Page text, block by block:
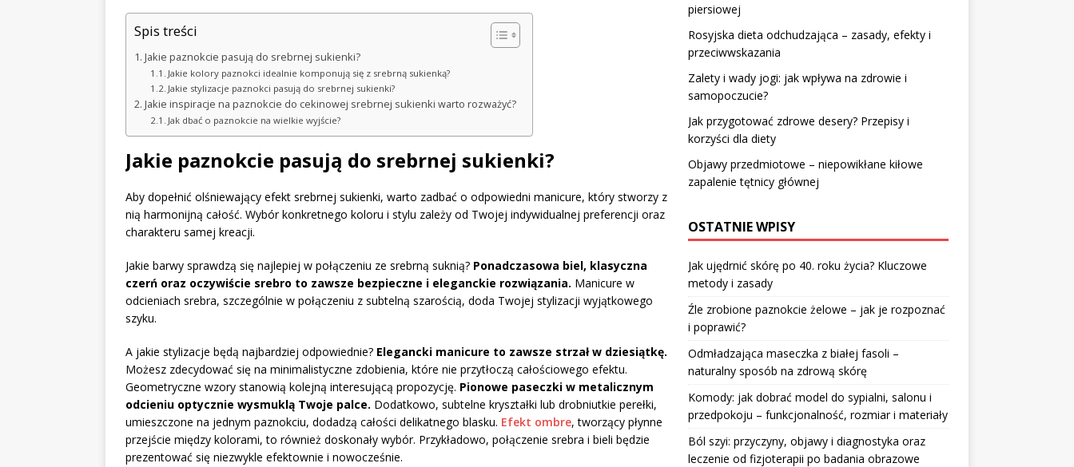
Spis treści
Jakie paznokcie pasują do srebrnej sukienki?
Jakie kolory paznokci idealnie komponują się z srebrną sukienką?
Jakie stylizacje paznokci pasują do srebrnej sukienki?
Jakie inspiracje na paznokcie do cekinowej srebrnej sukienki warto rozważyć?
Jak dbać o paznokcie na wielkie wyjście?
Jakie paznokcie pasują do srebrnej sukienki?
Aby dopełnić olśniewający efekt srebrnej sukienki, warto zadbać o odpowiedni manicure, który stworzy z
nią harmonijną całość. Wybór konkretnego koloru i stylu zależy od Twojej indywidualnej preferencji oraz
charakteru samej kreacji.
Jakie barwy sprawdzą się najlepiej w połączeniu ze srebrną suknią? Ponadczasowa biel, klasyczna
czerń oraz oczywiście srebro to zawsze bezpieczne i eleganckie rozwiązania. Manicure w
odcieniach srebra, szczególnie w połączeniu z subtelną szarością, doda Twojej stylizacji wyjątkowego
szyku.
A jakie stylizacje będą najbardziej odpowiednie? Elegancki manicure to zawsze strzał w dziesiątkę.
Możesz zdecydować się na minimalistyczne zdobienia, które nie przytłoczą całościowego efektu.
Geometryczne wzory stanowią kolejną interesującą propozycję. Pionowe paseczki w metalicznym
odcieniu optycznie wysmuklą Twoje palce. Dodatkowo, subtelne kryształki lub drobniutkie perełki,
umieszczone na jednym paznokciu, dodadzą całości delikatnego blasku. Efekt ombre, tworzący płynne
przejście między kolorami, to również doskonały wybór. Przykładowo, połączenie srebra i bieli będzie
prezentować się niezwykle efektownie i nowocześnie.
piersiowej
Rosyjska dieta odchudzająca – zasady, efekty i
przeciwwskazania
Zalety i wady jogi: jak wpływa na zdrowie i
samopoczucie?
Jak przygotować zdrowe desery? Przepisy i
korzyści dla diety
Objawy przedmiotowe – niepowikłane kiłowe
zapalenie tętnicy głównej
OSTATNIE WPISY
Jak ujędrnić skórę po 40. roku życia? Kluczowe
metody i zasady
Źle zrobione paznokcie żelowe – jak je rozpoznać
i poprawić?
Odmładzająca maseczka z białej fasoli –
naturalny sposób na zdrową skórę
Komody: jak dobrać model do sypialni, salonu i
przedpokoju – funkcjonalność, rozmiar i materiały
Ból szyi: przyczyny, objawy i diagnostyka oraz
leczenie od fizjoterapii po badania obrazowe